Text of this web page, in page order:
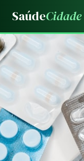
SaúdeCidade